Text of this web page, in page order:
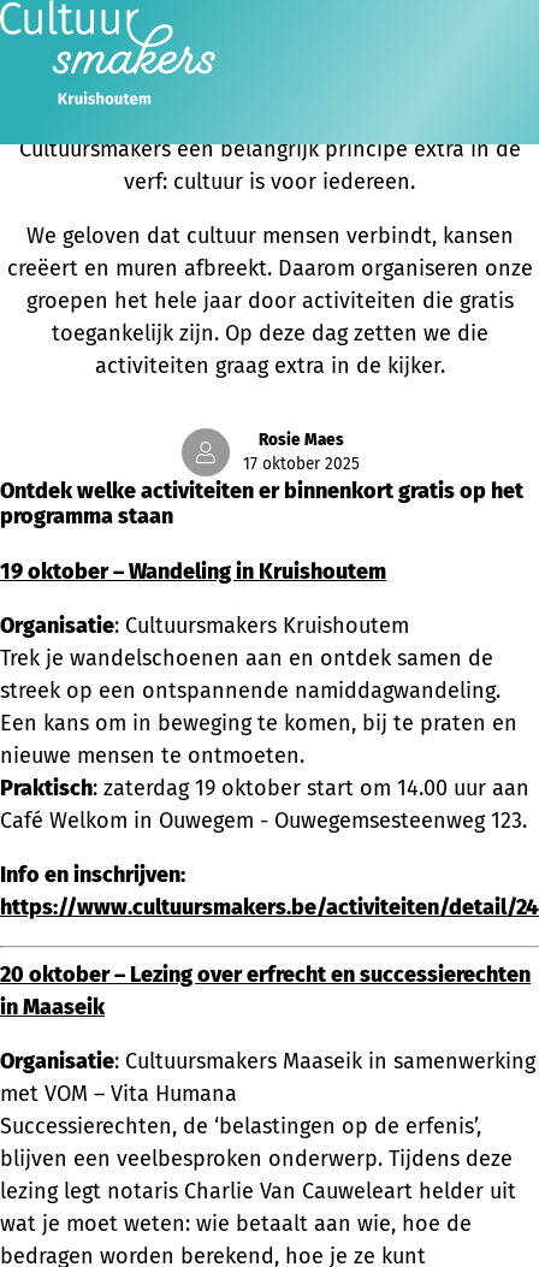
Internationale Dag tegen Armoede
Cultuursmakers een belangrijk principe extra in de
verf: cultuur is voor iedereen.
We geloven dat cultuur mensen verbindt, kansen
creëert en muren afbreekt. Daarom organiseren onze
groepen het hele jaar door activiteiten die gratis
toegankelijk zijn. Op deze dag zetten we die
activiteiten graag extra in de kijker.
Rosie Maes
17 oktober 2025
Ontdek welke activiteiten er binnenkort gratis op het
programma staan
19 oktober – Wandeling in Kruishoutem
Organisatie: Cultuursmakers Kruishoutem
Trek je wandelschoenen aan en ontdek samen de
streek op een ontspannende namiddagwandeling.
Een kans om in beweging te komen, bij te praten en
nieuwe mensen te ontmoeten.
Praktisch: zaterdag 19 oktober start om 14.00 uur aan
Café Welkom in Ouwegem - Ouwegemsesteenweg 123.
Info en inschrijven:
https://www.cultuursmakers.be/activiteiten/detail/
20 oktober – Lezing over erfrecht en successierechten
in Maaseik
Organisatie: Cultuursmakers Maaseik in samenwerking
met VOM – Vita Humana
Successierechten, de ‘belastingen op de erfenis’,
blijven een veelbesproken onderwerp. Tijdens deze
lezing legt notaris Charlie Van Cauweleart helder uit
wat je moet weten: wie betaalt aan wie, hoe de
bedragen worden berekend, hoe je ze kunt